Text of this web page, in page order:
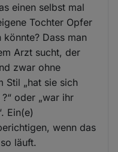
einen selbst mal
Tochter Opfer
Dass man
Arzt sucht, der
zwar ohne
Stil „hat sie sich
oder „war ihr
Ein(e)
wenn das
läuft.